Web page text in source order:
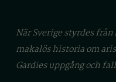
När Sverige styrdes
makalös historia om
Gardies uppgång och